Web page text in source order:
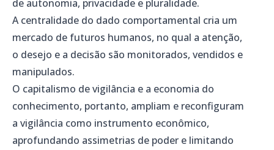
de autonomia, privacidade e pluralidade.
A centralidade do dado comportamental cria um
mercado de futuros humanos, no qual a atenção,
o desejo e a decisão são monitorados, vendidos e
manipulados.
O capitalismo de vigilância e a economia do
conhecimento, portanto, ampliam e reconfiguram
a vigilância como instrumento econômico,
aprofundando assimetrias de poder e limitando